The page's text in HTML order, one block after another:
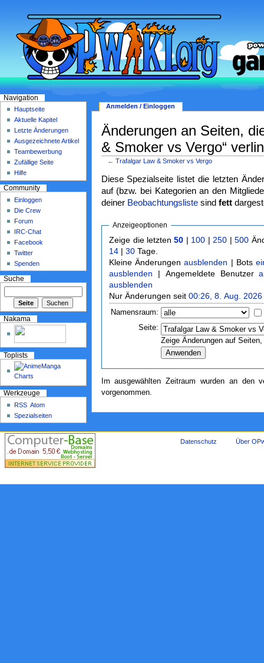
Änderungen an Seiten,
& Smoker vs Vergo“
←Trafalgar Law & Smoker vs Vergo
Diese Spezialseite listet die letzten
auf (bzw. bei Kategorien an den
deiner Beobachtungslistesind fett
Anzeigeoptionen
Zeige die letzten50 | 100 | 250 |500
14 |30 Tage.
Kleine Änderungenausblenden | Bots
ausblenden | Angemeldete Benutzer
ausblenden
Nur Änderungen seit00:26, 8. Aug. 2026
Namensraum:
Seite:
Zeige Änderungen auf
Im ausgewählten Zeitraum wurden an den
vorgenommen.
Anmelden / Einloggen
Navigation
Hauptseite
Aktuelle Kapitel
Letzte Änderungen
Ausgezeichnete Artikel
Teambewerbung
Zufällige Seite
Hilfe
Community
Einloggen
Die Crew
Forum
IRC-Chat
Facebook
Twitter
Spenden
Suche
Nakama
Toplists
Werkzeuge
RSS Atom
Spezialseiten
Datenschutz Über